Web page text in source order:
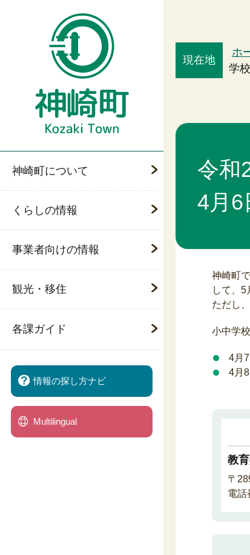
神崎町について
くらしの情報
事業者向けの情報
観光・移住
各課ガイド
情報の探し方ナビ
Multilingual
現在地
ホ
学
令和
4月6
神崎町
して、5
ただし
小中学
4月
4月
教
〒
電話